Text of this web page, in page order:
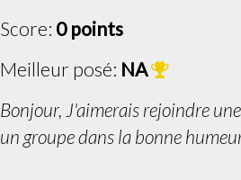
Score: 0 points
Meilleur posé: NA
Bonjour, J'aimerais rejoindre
un groupe dans la bonne